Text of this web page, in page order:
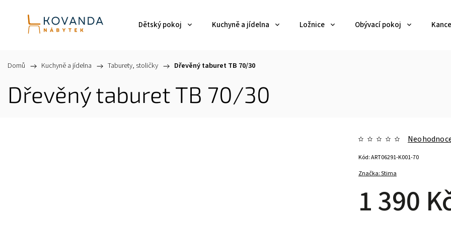
Dětský pokoj Kuchyně a jídelna Ložnice Obývací pokoj
Domů / Kuchyně a jídelna / Taburety, stoličky / Dřevěný taburet TB 70/30
Dřevěný taburet TB 70/30
Značka:Stima
1 390
Kód:ART06291-K001-70